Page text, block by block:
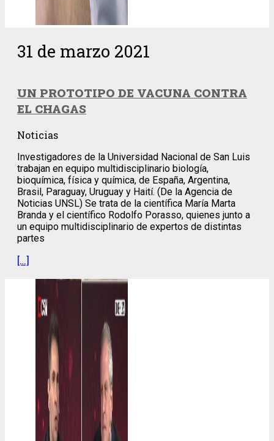
31 de marzo 2021
UN PROTOTIPO DE VACUNA CONTRA
EL CHAGAS
Noticias
Investigadores de la Universidad Nacional de San Luis
trabajan en equipo multidisciplinario biología,
bioquímica, física y química, de España, Argentina,
Brasil, Paraguay, Uruguay y Haití. (De la Agencia de
Noticias UNSL) Se trata de la científica María Marta
Branda y el científico Rodolfo Porasso, quienes junto a
un equipo multidisciplinario de expertos de distintas
partes
[…]